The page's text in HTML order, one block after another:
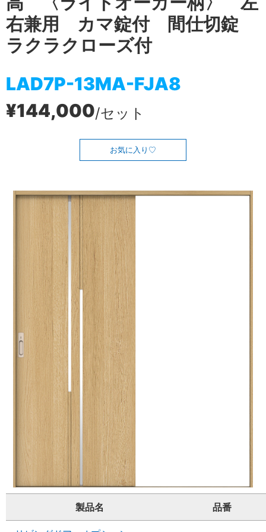
右兼用 カマ錠付 間仕切錠
ラクラクローズ付
LAD7P-13MA-FJA8
¥144,000/セット
お気に入り
製品名 品番